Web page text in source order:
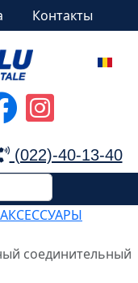
Контакты
(022)-40-13-40
соединительный